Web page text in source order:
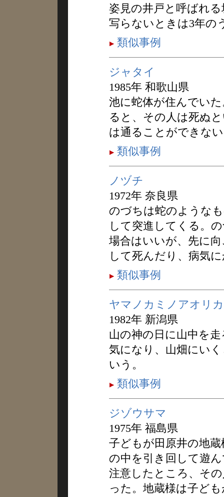
姿見の井戸と呼ばれ
写らないときは3年の
類似事例
ジャタイ
1985年 和歌山県
池に蛇体が住んでい
ると、その人は死ぬ
は通ることができな
類似事例
ノヅチ
1972年 奈良県
のづちは蛇のような
して突進してくる。
場合はいいが、先に
して死んだり、病気
類似事例
ヤマノカミノアオリ
1982年 新潟県
山の神の日に山中を
気になり、山畑にい
いう。
類似事例
ジゾウサマ
1975年 福島県
子どもが田原井の地
の中を引き回して遊
注意したところ、そ
った。地蔵様は子ど